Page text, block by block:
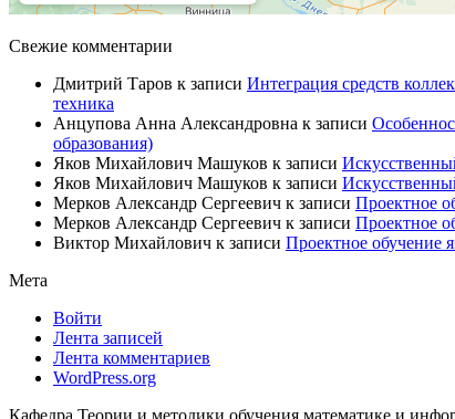
Свежие комментарии
Дмитрий Таров к записи Интеграция средств
техника
Анцупова Анна Александровна к записи
образования)
Яков Михайлович Машуков к записи
Яков Михайлович Машуков к записи
Мерков Александр Сергеевич к записи Проектное
Мерков Александр Сергеевич к записи Проектное
Виктор Михайлович к записи Проектное обучение
Мета
Войти
Лента записей
Лента комментариев
WordPress.org